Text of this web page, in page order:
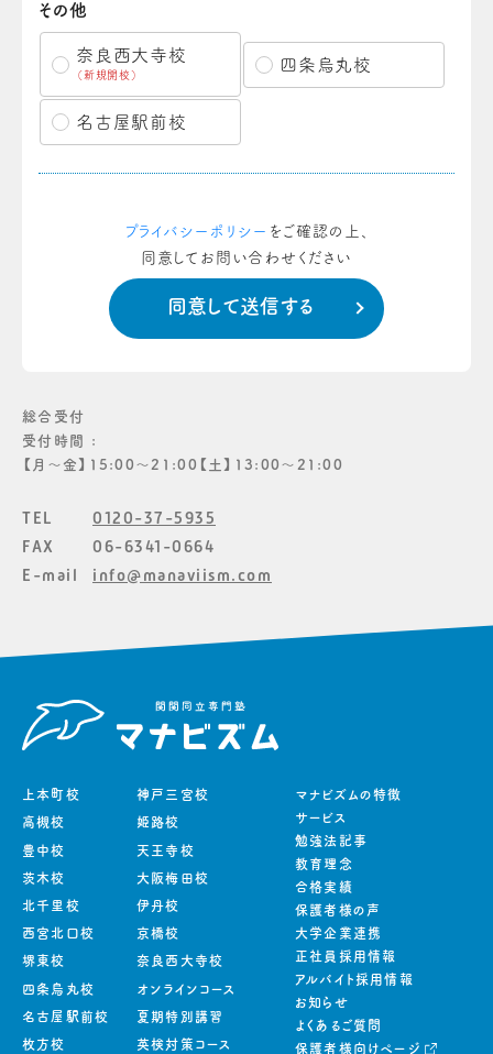
その他
奈良西大寺校
（新規開校）
四条烏丸校
名古屋駅前校
プライバシーポリシー をご確認の上、
同意してお問い合わせください
総合受付
受付時間 :
【月〜金】15:00〜21:00【土】13:00〜21:00
TEL
0120-37-5935
FAX
06-6341-0664
E-mail
info@manaviism.com
上本町校
高槻校
豊中校
茨木校
北千里校
西宮北口校
堺東校
四条烏丸校
名古屋駅前校
枚方校
神戸三宮校
姫路校
天王寺校
大阪梅田校
伊丹校
京橋校
奈良西大寺校
オンラインコース
夏期特別講習
英検対策コース
マナビズムの特徴
サービス
勉強法記事
教育理念
合格実績
保護者様の声
大学企業連携
正社員採用情報
アルバイト採用情報
お知らせ
よくあるご質問
保護者様向けページ